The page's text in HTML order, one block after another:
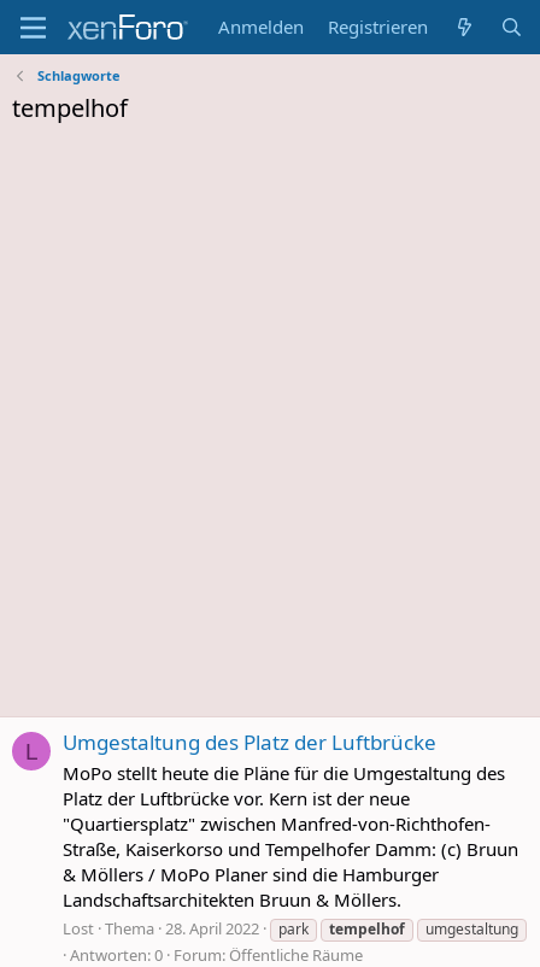
Anmelden Registrieren
Schlagworte
tempelhof
L Umgestaltung des Platz der Luftbrücke
MoPo stellt heute die Pläne für die Umgestaltung des
Platz der Luftbrücke vor. Kern ist der neue
"Quartiersplatz" zwischen Manfred-von-Richthofen-
Straße, Kaiserkorso und Tempelhofer Damm: (c) Bruun
& Möllers / MoPo Planer sind die Hamburger
Landschaftsarchitekten Bruun & Möllers.
Lost Thema 28. April 2022 park tempelhof umgestaltung
Antworten: 0 Forum: Öffentliche Räume